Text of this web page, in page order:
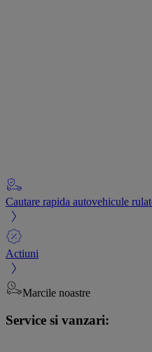
Cautare rapida autovehicule
Actiuni
Marcile noastre
Service si vanzari: